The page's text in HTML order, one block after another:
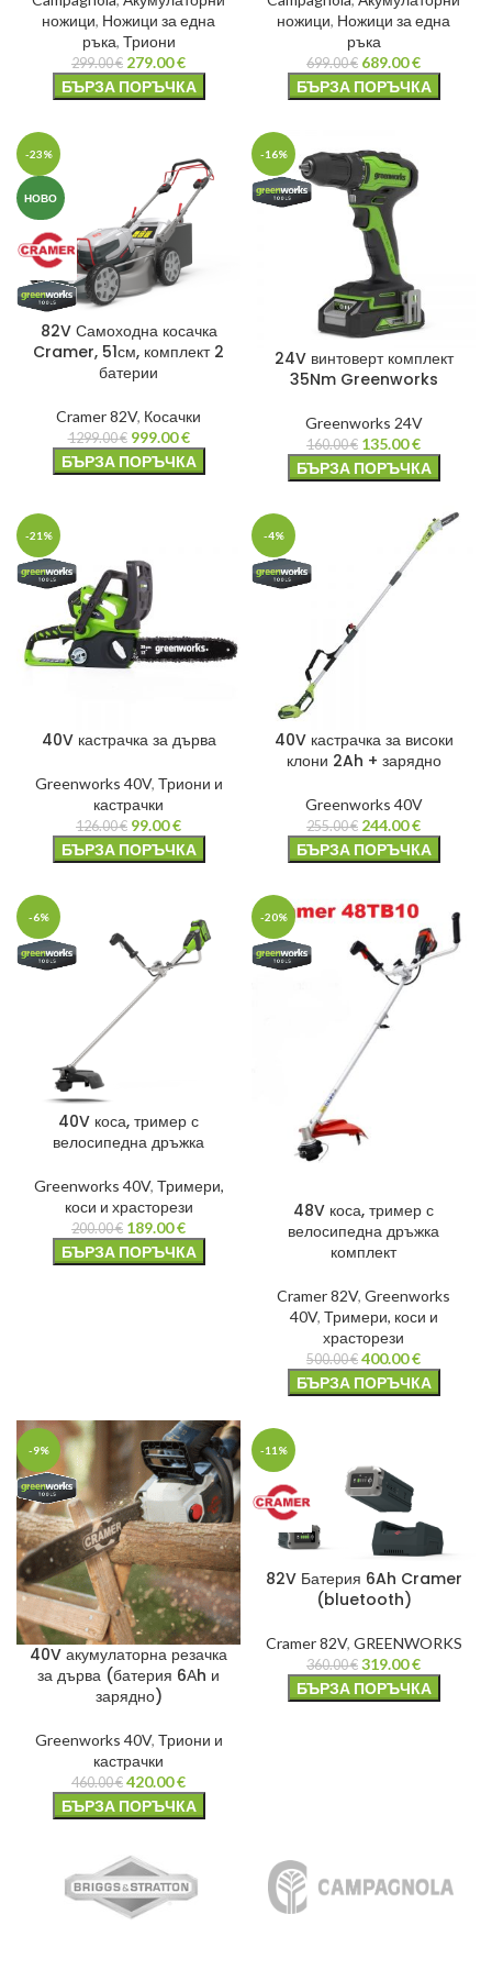
ножици, Ножици за една
ръка, Триони
299.00€ 279.00€
БЪРЗА ПОРЪЧКА
ножици, Ножици за една
ръка
699.00€ 689.00€
БЪРЗА ПОРЪЧКА
-23%
НОВО
82V Самоходна косачка
Cramer, 51см, комплект 2
батерии
Cramer 82V, Косачки
1299.00€ 999.00€
БЪРЗА ПОРЪЧКА
-16%
24V винтоверт комплект
35Nm Greenworks
Greenworks 24V
160.00€ 135.00€
БЪРЗА ПОРЪЧКА
-21%
40V кастрачка за дърва
Greenworks 40V, Триони и
кастрачки
126.00€ 99.00€
БЪРЗА ПОРЪЧКА
-4%
40V кастрачка за високи
клони 2Ah + зарядно
Greenworks 40V
255.00€ 244.00€
БЪРЗА ПОРЪЧКА
-6%
40V коса, тример с
велосипедна дръжка
Greenworks 40V, Тримери,
коси и храсторези
200.00€ 189.00€
БЪРЗА ПОРЪЧКА
-20%
48V коса, тример с
велосипедна дръжка
комплект
Cramer 82V, Greenworks
40V, Тримери, коси и
храсторези
500.00€ 400.00€
БЪРЗА ПОРЪЧКА
-9%
40V акумулаторна резачка
за дърва (батерия 6Аh и
зарядно)
Greenworks 40V, Триони и
кастрачки
460.00€ 420.00€
БЪРЗА ПОРЪЧКА
-11%
82V Батерия 6Ah Cramer
(bluetooth)
Cramer 82V, GREENWORKS
360.00€ 319.00€
БЪРЗА ПОРЪЧКА